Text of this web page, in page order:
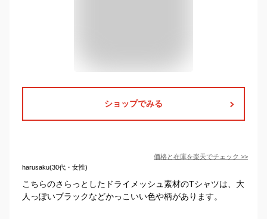
ショップでみる
価格と在庫を楽天でチェック >>
harusaku(30代・女性)
こちらのさらっとしたドライメッシュ素材のTシャツは、大
人っぽいブラックなどかっこいい色や柄があります。